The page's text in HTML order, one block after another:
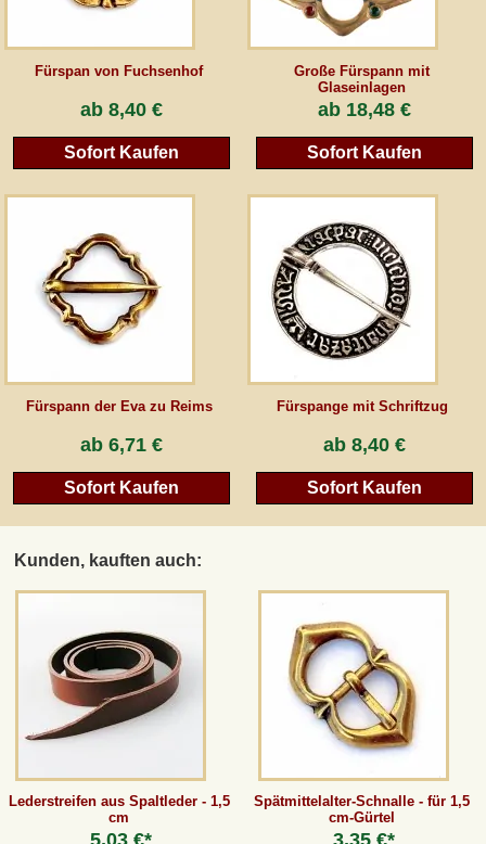
Fürspan von Fuchsenhof
ab 8,40 €
Sofort Kaufen
Große Fürspann mit
Glaseinlagen
ab 18,48 €
Sofort Kaufen
Fürspann der Eva zu Reims
ab 6,71 €
Sofort Kaufen
Fürspange mit Schriftzug
ab 8,40 €
Sofort Kaufen
Kunden, kauften auch:
Lederstreifen aus Spaltleder - 1,5
cm
Spätmittelalter-Schnalle - für 1,5
cm-Gürtel
Vertrag wiederrufen
*Alle Preise inkl. MwSt., inkl. Verpackungskosten, zggl. Versandkosten und zzgl.
bisherigen Preis bei peraperis.com.
Zur klassischen Website